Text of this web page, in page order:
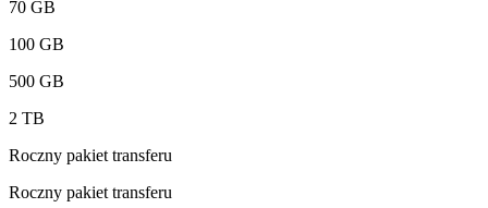
70 GB
100 GB
500 GB
2 TB
Roczny pakiet transferu
Roczny pakiet transferu